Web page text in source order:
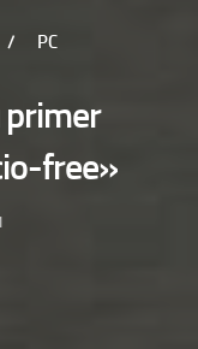
/
PC
primer
free»